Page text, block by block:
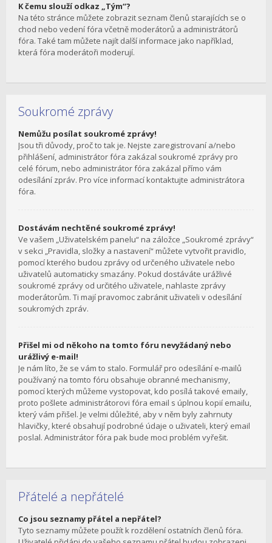
K čemu slouží odkaz „Tým“?
Na této stránce můžete zobrazit seznam členů starajících se o
chod nebo vedení fóra včetně moderátorů a administrátorů
fóra. Také tam můžete najít další informace jako například,
která fóra moderátoři moderují.
Soukromé zprávy
Nemůžu posílat soukromé zprávy!
Jsou tři důvody, proč to tak je. Nejste zaregistrovaní a/nebo
přihlášení, administrátor fóra zakázal soukromé zprávy pro
celé fórum, nebo administrátor fóra zakázal přímo vám
odesílání zpráv. Pro více informací kontaktujte administrátora
fóra.
Dostávám nechtěné soukromé zprávy!
Ve vašem „Uživatelském panelu“ na záložce „Soukromé zprávy“
v sekci „Pravidla, složky a nastavení“ můžete vytvořit pravidlo,
pomocí kterého budou zprávy od určeného uživatele nebo
uživatelů automaticky smazány. Pokud dostáváte urážlivé
soukromé zprávy od určitého uživatele, nahlaste zprávy
moderátorům. Ti mají pravomoc zabránit uživateli v odesílání
soukromých zpráv.
Přišel mi od někoho na tomto fóru nevyžádaný nebo
urážlivý e-mail!
Je nám líto, že se vám to stalo. Formulář pro odesílání e-mailů
používaný na tomto fóru obsahuje obranné mechanismy,
pomocí kterých můžeme vystopovat, kdo posílá takové emaily,
proto pošlete administrátorovi fóra email s úplnou kopií emailu,
který vám přišel. Je velmi důležité, aby v něm byly zahrnuty
hlavičky, které obsahují podrobné údaje o uživateli, který email
poslal. Administrátor fóra pak bude moci problém vyřešit.
Přátelé a nepřátelé
Co jsou seznamy přátel a nepřátel?
Tyto seznamy můžete použít k rozdělení ostatních členů fóra.